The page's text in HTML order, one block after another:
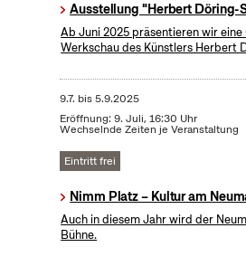
Ausstellung "Herbert Döring-
Ab Juni 2025 präsentieren wir eine
Werkschau des Künstlers Herbert
9.7. bis5.9.2025
Eröffnung: 9. Juli, 16:30 Uhr
Wechselnde Zeiten je Veranstaltung
Eintritt frei
Nimm Platz – Kultur am
Auch in diesem Jahr wird der
Bühne.